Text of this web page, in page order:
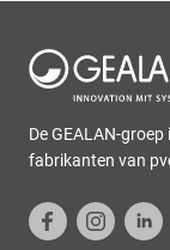
De GEALAN-
fabrikanten van